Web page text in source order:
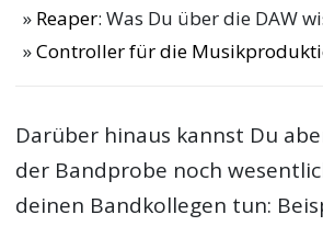
Reaper: Was Du über die DAW
Controller für die
Darüber hinaus kannst Du
der Bandprobe noch
deinen Bandkollegen tun: